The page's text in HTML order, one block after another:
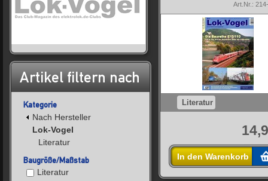
Artikel filtern nach
Kategorie
Nach Hersteller
Lok-Vogel
Literatur
Baugröße/Maßstab
Literatur
Art.Nr.:
Literatur
In den Warenkorb